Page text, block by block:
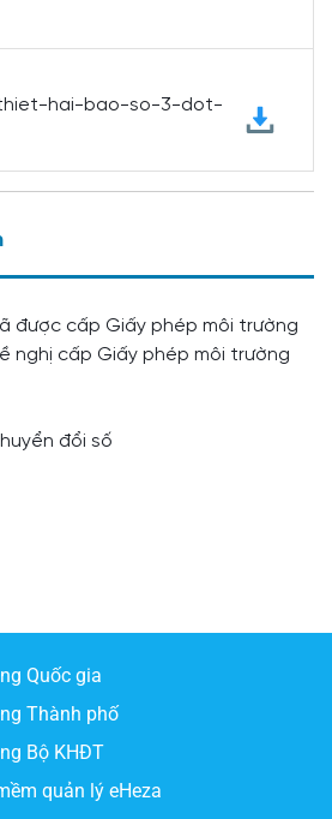
hai-bao-so-3-dot-
được cấp Giấy phép môi trường
nghị cấp Giấy phép môi trường
đổi số
Quốc gia
Thành phố
Bộ KHĐT
quản lý eHeza